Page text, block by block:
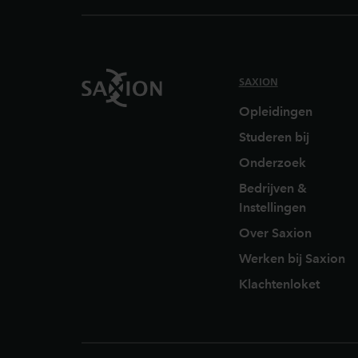
SAXION
Opleidingen
Studeren bij
Onderzoek
Bedrijven &
Instellingen
Over Saxion
Werken bij Saxion
Klachtenloket